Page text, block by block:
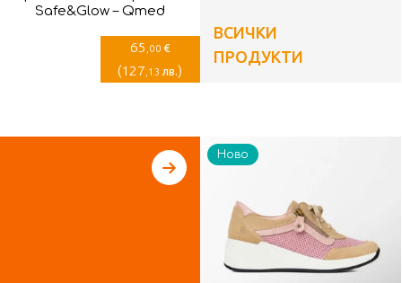
Safe&Glow – Qmed
65 ,00 €
(127 ,13 лв.)
ВСИЧКИ
ПРОДУКТИ
Ново